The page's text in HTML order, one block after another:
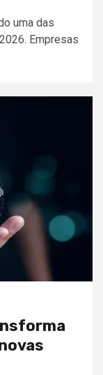
uma das
Empresas